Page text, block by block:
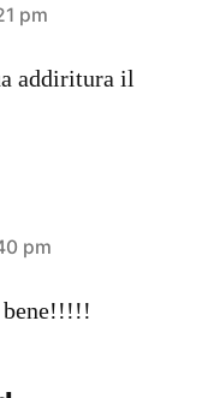
pm
addiritura il
pm
bene!!!!!